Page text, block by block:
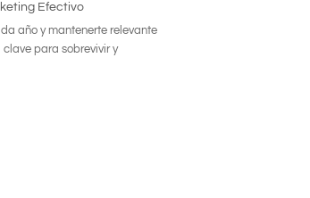
Efectivo
año y mantenerte relevante
para sobrevivir y